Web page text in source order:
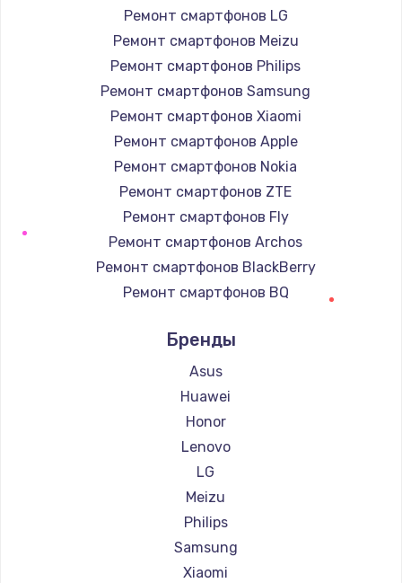
Ремонт смартфонов LG
Ремонт смартфонов Meizu
Ремонт смартфонов Philips
Ремонт смартфонов Samsung
Ремонт смартфонов Xiaomi
Ремонт смартфонов Apple
Ремонт смартфонов Nokia
Ремонт смартфонов ZTE
Ремонт смартфонов Fly
Ремонт смартфонов Archos
Ремонт смартфонов BlackBerry
Ремонт смартфонов BQ
Ремонт смартфонов Digma
Ремонт смартфонов Ginzzu
Ремонт смартфонов Highscreen
Ремонт смартфонов Irbis
Ремонт смартфонов Kyocera
Ремонт смартфонов LeEco
Ремонт смартфонов OnePlus
Ремонт смартфонов teXet
Ремонт смартфонов Motorola
Ремонт смартфонов Prestigio
Бренды
Asus
Huawei
Honor
Lenovo
LG
Meizu
Philips
Samsung
Xiaomi